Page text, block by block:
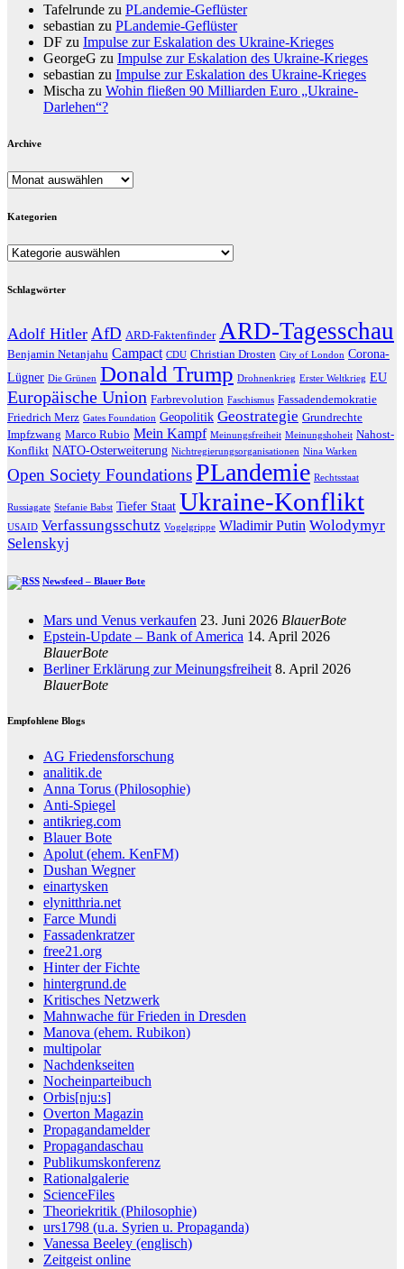
Tafelrunde zu PLandemie-Geflüster
sebastian zu PLandemie-Geflüster
DF zu Impulse zur Eskalation des Ukraine-Krieges
GeorgeG zu Impulse zur Eskalation des Ukraine-Krieges
sebastian zu Impulse zur Eskalation des Ukraine-Krieges
Mischa zu Wohin fließen 90 Milliarden Euro „Ukraine-
Darlehen“?
Archive
Archive
Kategorien
Kategorien
Schlagwörter
Adolf Hitler AfD ARD-Faktenfinder ARD-Tagesschau
Benjamin Netanjahu Campact CDU Christian Drosten City of London Corona-
Lügner Die Grünen Donald Trump Drohnenkrieg Erster Weltkrieg EU
Europäische Union Farbrevolution Faschismus Fassadendemokratie
Friedrich Merz Gates Foundation Geopolitik Geostrategie Grundrechte
Impfzwang Marco Rubio Mein Kampf Meinungsfreiheit Meinungshoheit Nahost-
Konflikt NATO-Osterweiterung Nichtregierungsorganisationen Nina Warken
Open Society FoundationsPLandemie Rechtsstaat
Russiagate Stefanie Babst Tiefer Staat Ukraine-Konflikt
USAID Verfassungsschutz Vogelgrippe Wladimir Putin Wolodymyr
Selenskyj
Newsfeed – Blauer Bote
Mars und Venus verkaufen 23. Juni 2026 BlauerBote
Epstein-Update – Bank of America 14. April 2026
BlauerBote
Berliner Erklärung zur Meinungsfreiheit 8. April 2026
BlauerBote
Empfohlene Blogs
AG Friedensforschung
analitik.de
Anna Torus (Philosophie)
Anti-Spiegel
antikrieg.com
Blauer Bote
Apolut (ehem. KenFM)
Dushan Wegner
einartysken
elynitthria.net
Farce Mundi
Fassadenkratzer
free21.org
Hinter der Fichte
hintergrund.de
Kritisches Netzwerk
Mahnwache für Frieden in Dresden
Manova (ehem. Rubikon)
multipolar
Nachdenkseiten
Nocheinparteibuch
Orbis[nju:s]
Overton Magazin
Propagandamelder
Propagandaschau
Publikumskonferenz
Rationalgalerie
ScienceFiles
Theoriekritik (Philosophie)
urs1798 (u.a. Syrien u. Propaganda)
Vanessa Beeley (englisch)
Zeitgeist online